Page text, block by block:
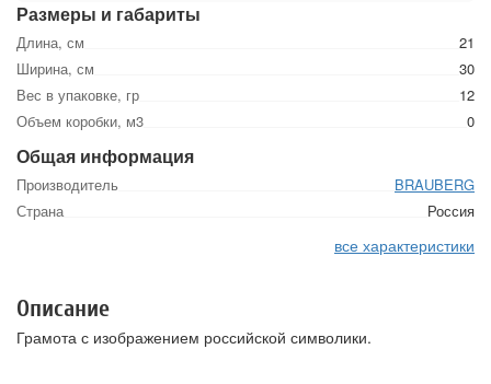
Размеры и габариты
Длина, см
21
Ширина, см
30
Вес в упаковке, гр
12
Объем коробки, м3
0
Общая информация
Производитель
BRAUBERG
Страна
Россия
все характеристики
Описание
Грамота с изображением российской символики.